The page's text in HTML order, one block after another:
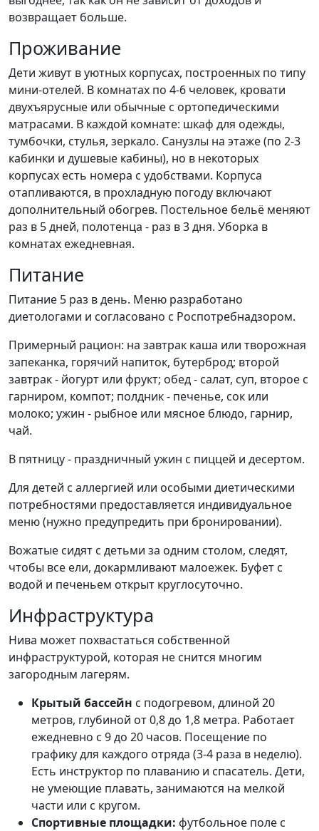
возвращает больше.
Проживание
Дети живут в уютных корпусах, построенных по типу
мини-отелей. В комнатах по 4-6 человек, кровати
двухъярусные или обычные с ортопедическими
матрасами. В каждой комнате: шкаф для одежды,
тумбочки, стулья, зеркало. Санузлы на этаже (по 2-3
кабинки и душевые кабины), но в некоторых
корпусах есть номера с удобствами. Корпуса
отапливаются, в прохладную погоду включают
дополнительный обогрев. Постельное бельё меняют
раз в 5 дней, полотенца - раз в 3 дня. Уборка в
комнатах ежедневная.
Питание
Питание 5 раз в день. Меню разработано
диетологами и согласовано с Роспотребнадзором.
Примерный рацион: на завтрак каша или творожная
запеканка, горячий напиток, бутерброд; второй
завтрак - йогурт или фрукт; обед - салат, суп, второе с
гарниром, компот; полдник - печенье, сок или
молоко; ужин - рыбное или мясное блюдо, гарнир,
чай.
В пятницу - праздничный ужин с пиццей и десертом.
Для детей с аллергией или особыми диетическими
потребностями предоставляется индивидуальное
меню (нужно предупредить при бронировании).
Вожатые сидят с детьми за одним столом, следят,
чтобы все ели, докармливают малоежек. Буфет с
водой и печеньем открыт круглосуточно.
Инфраструктура
Нива может похвастаться собственной
инфраструктурой, которая не снится многим
загородным лагерям.
Крытый бассейн с подогревом, длиной 20
метров, глубиной от 0,8 до 1,8 метра. Работает
ежедневно с 9 до 20 часов. Посещение по
графику для каждого отряда (3-4 раза в неделю).
Есть инструктор по плаванию и спасатель. Дети,
не умеющие плавать, занимаются на мелкой
части или с кругом.
Спортивные площадки: футбольное поле с